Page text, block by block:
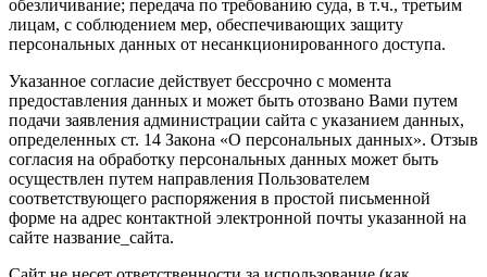
обезличивание; передача по требованию суда, в т.ч., третьим
лицам, с соблюдением мер, обеспечивающих защиту
персональных данных от несанкционированного доступа.
Указанное согласие действует бессрочно с момента
предоставления данных и может быть отозвано Вами путем
подачи заявления администрации сайта с указанием данных,
определенных ст. 14 Закона «О персональных данных». Отзыв
согласия на обработку персональных данных может быть
осуществлен путем направления Пользователем
соответствующего распоряжения в простой письменной
форме на адрес контактной электронной почты указанной на
сайте название_сайта.